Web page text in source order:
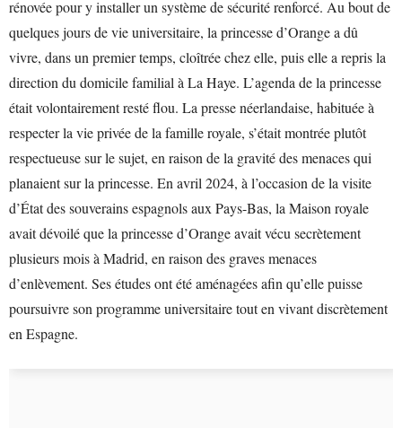
rénovée pour y installer un système de sécurité renforcé. Au bout de
quelques jours de vie universitaire, la princesse d’Orange a dû
vivre, dans un premier temps, cloîtrée chez elle, puis elle a repris la
direction du domicile familial à La Haye. L’agenda de la princesse
était volontairement resté flou. La presse néerlandaise, habituée à
respecter la vie privée de la famille royale, s’était montrée plutôt
respectueuse sur le sujet, en raison de la gravité des menaces qui
planaient sur la princesse. En avril 2024, à l’occasion de la visite
d’État des souverains espagnols aux Pays-Bas, la Maison royale
avait dévoilé que la princesse d’Orange avait vécu secrètement
plusieurs mois à Madrid, en raison des graves menaces
d’enlèvement. Ses études ont été aménagées afin qu’elle puisse
poursuivre son programme universitaire tout en vivant discrètement
en Espagne.